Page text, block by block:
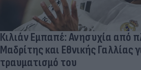
Κιλιάν Εμπαπέ: Ανησυχία από
Μαδρίτης και Εθνικής Γαλλίας
τραυματισμό του